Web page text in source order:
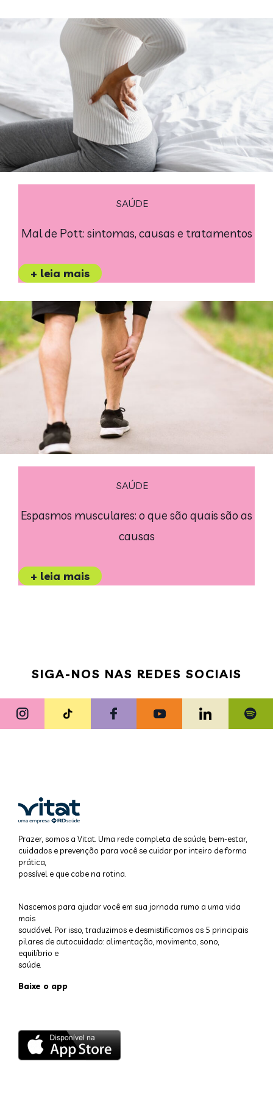
SAÚDE
Mal de Pott: sintomas, causas e tratamentos
+ leia mais
SAÚDE
Espasmos musculares: o que são quais são as
causas
+ leia mais
SIGA-NOS NAS REDES SOCIAIS
Prazer, somos a Vitat. Uma rede completa de saúde, bem-estar,
cuidados e prevenção para você se cuidar por inteiro de forma
prática,
possível e que cabe na rotina.
Nascemos para ajudar você em sua jornada rumo a uma vida
mais
saudável. Por isso, traduzimos e desmistificamos os 5 principais
pilares de autocuidado: alimentação, movimento, sono,
equilíbrio e
saúde.
Baixe o app